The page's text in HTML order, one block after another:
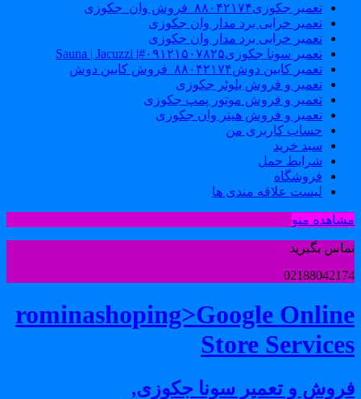
تعمیر جکوزی۸۸۰۴۲۱۷۴_فروش وان_جکوزی
تعمیر خرابی برد مدار وان جکوزی
تعمیر خرابی برد مدار وان جکوزی
تعمیر سونا جکوزی۰۹۱۲۱۵۰۷۸۲۵#| Sauna | Jacuzzi
تعمیر کابین دوش۸۸۰۴۲۱۷۴_فروش کابین دوش
تعمیر و فروش بلوئر جکوزی
تعمیر و فروش موتور پمپ جکوزی
تعمیر و فروش هیتر وان جکوزی
حساب کاربری من
سبد خرید
شرایط حمل
فروشگاه
لیست علاقه مندی ها
منو
بگیرید
rominashoping>Google
Store
و تعمیر سونا جکوزی,